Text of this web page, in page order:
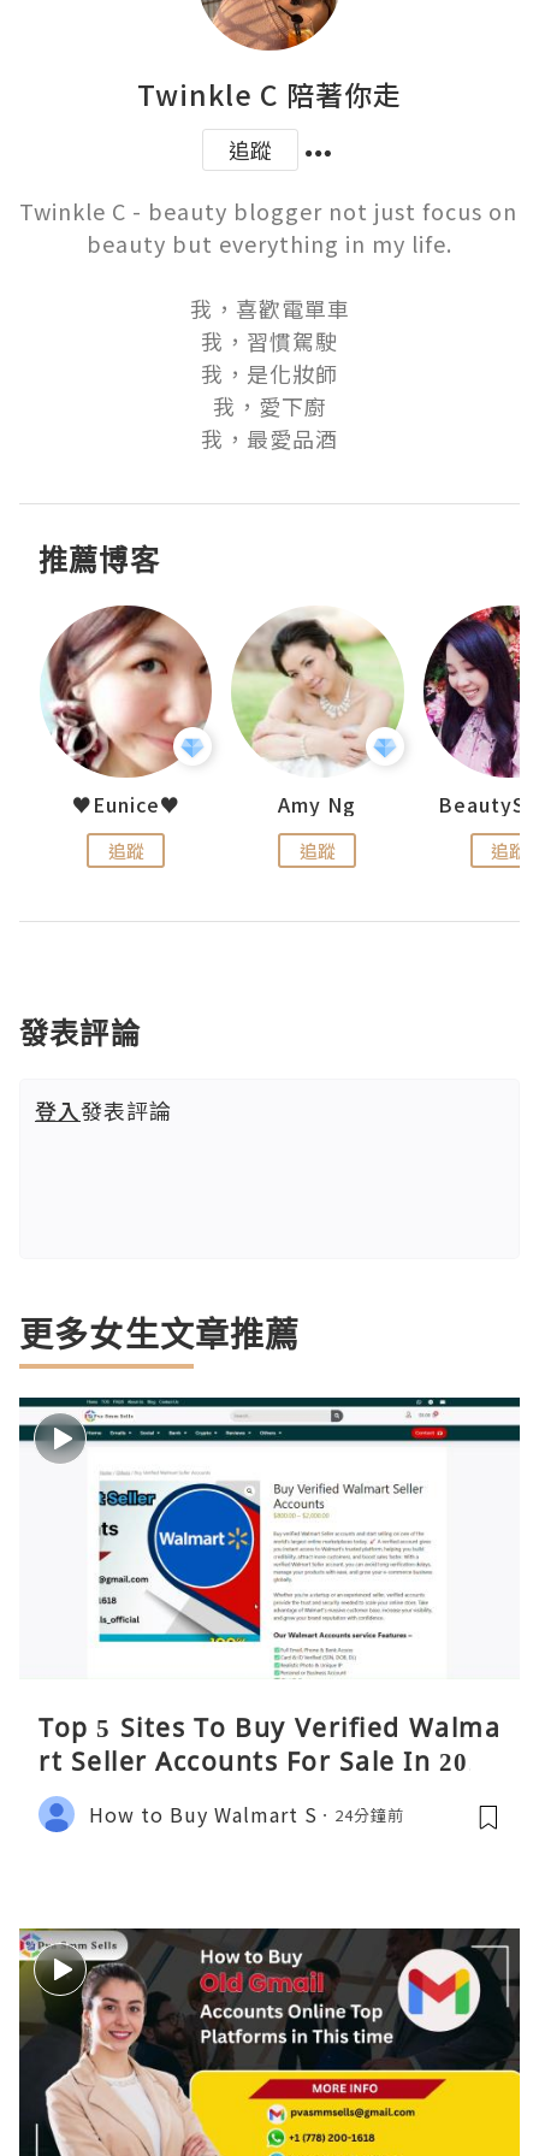
Twinkle C 陪著你走
追蹤
Twinkle C - beauty blogger not just focus on
beauty but everything in my life.
我，喜歡電單車
我，習慣駕駛
我，是化妝師
我，愛下廚
我，最愛品酒
推薦博客
♥Eunice♥
追蹤
Amy Ng
追蹤 追蹤
發表評論
登入發表評論
更多女生文章推薦
Top 5 Sites To Buy Verified Walma
rt Seller Accounts For Sale In 2026
How to Buy Walmart S 24分鐘前